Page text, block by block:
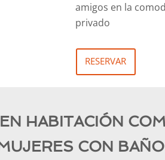
amigos en la
privado
RESERVAR
HABITACIÓN
CON